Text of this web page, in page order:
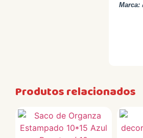
Marca:
Produtos relacionados